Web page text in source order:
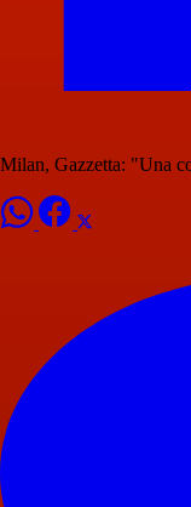
Milan, Gazzetta: "Una